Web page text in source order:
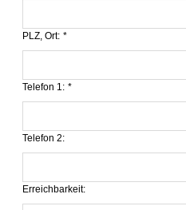
PLZ, Ort: *
Telefon 1: *
Telefon 2:
Erreichbarkeit: